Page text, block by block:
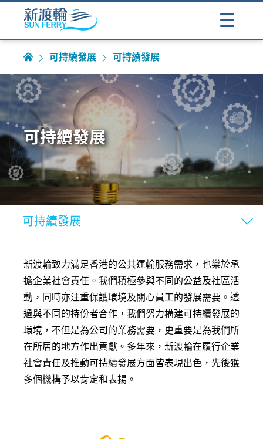
可持續發展 可持續發展
可持續發展
可持續發展
新渡輪致力滿足香港的公共運輸服務需求，也樂於承
擔企業社會責任。我們積極參與不同的公益及社區活
動，同時亦注重保護環境及關心員工的發展需要。透
過與不同的持份者合作，我們努力構建可持續發展的
環境，不但是為公司的業務需要，更重要是為我們所
在所居的地方作出貢獻。多年來，新渡輪在履行企業
社會責任及推動可持續發展方面皆表現出色，先後獲
多個機構予以肯定和表揚 。